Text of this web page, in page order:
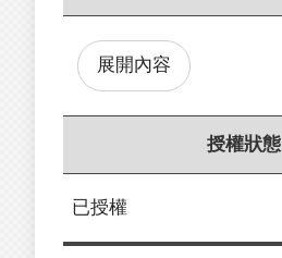
展開內容
授權狀態
已授權